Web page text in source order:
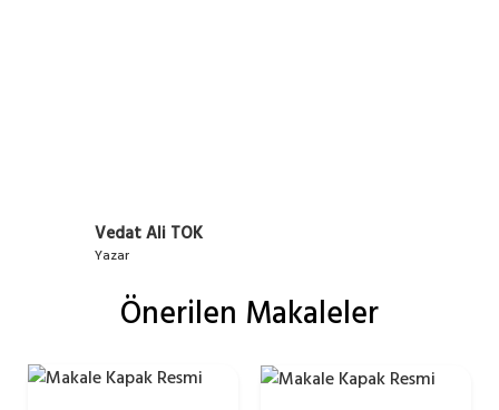
Vedat Ali TOK
Yazar
Önerilen Makaleler